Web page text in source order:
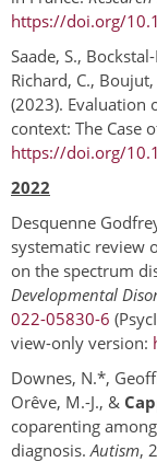
https://doi.org/
Saade, S.,
Richard, C.,
(2023). Evaluation
context: The Case
https://doi.org/
2022
Desquenne
systematic review
on the spectrum
Developmental
022-05830-6
view-only version:
Downes, N.*,
Orêve, M.-J., &
coparenting
diagnosis.Autism,